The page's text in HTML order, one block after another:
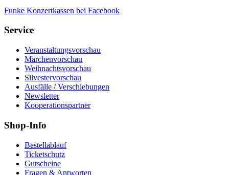
Funke Konzertkassen bei Facebook
Service
Veranstaltungsvorschau
Märchenvorschau
Weihnachtsvorschau
Silvestervorschau
Ausfälle / Verschiebungen
Newsletter
Kooperationspartner
Shop-Info
Bestellablauf
Ticketschutz
Gutscheine
Fragen & Antworten